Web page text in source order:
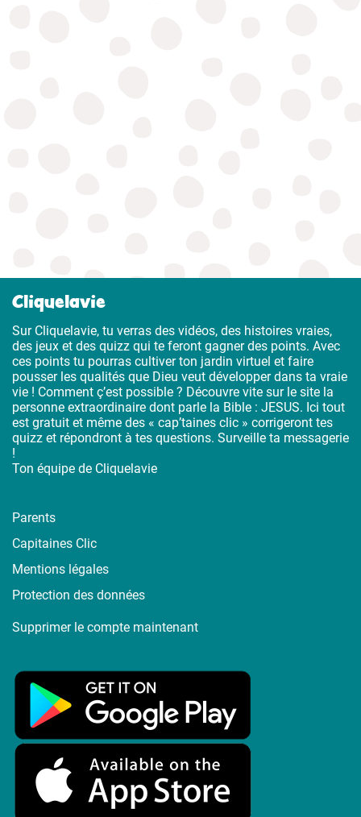
Cliquelavie
Sur Cliquelavie, tu verras des vidéos, des histoires vraies,
des jeux et des quizz qui te feront gagner des points. Avec
ces points tu pourras cultiver ton jardin virtuel et faire
pousser les qualités que Dieu veut développer dans ta vraie
vie ! Comment ç’est possible ? Découvre vite sur le site la
personne extraordinaire dont parle la Bible : JESUS. Ici tout
est gratuit et même des « cap’taines clic » corrigeront tes
quizz et répondront à tes questions. Surveille ta messagerie
!
Ton équipe de Cliquelavie
Parents
Capitaines Clic
Mentions légales
Protection des données
Supprimer le compte maintenant